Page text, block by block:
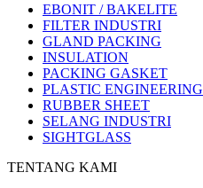
EBONIT / BAKELITE
FILTER INDUSTRI
GLAND PACKING
INSULATION
PACKING GASKET
PLASTIC ENGINEERING
RUBBER SHEET
SELANG INDUSTRI
SIGHTGLASS
TENTANG KAMI